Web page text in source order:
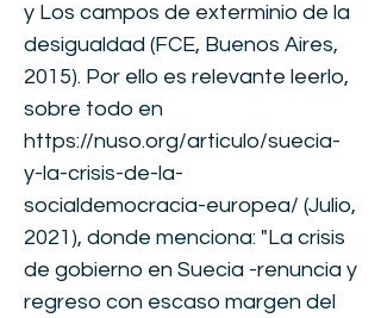
y Los campos de exterminio de la
desigualdad (FCE, Buenos Aires,
2015). Por ello es relevante leerlo,
sobre todo en
https://nuso.org/articulo/suecia-
y-la-crisis-de-la-
socialdemocracia-europea/ (Julio,
2021), donde menciona: "La crisis
de gobierno en Suecia -renuncia y
regreso con escaso margen del